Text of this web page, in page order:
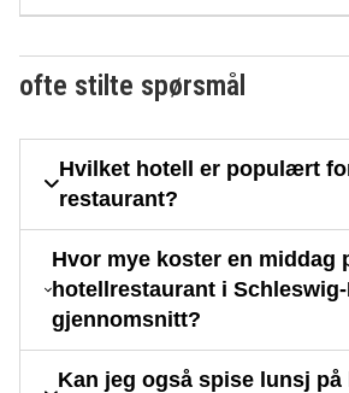
ofte stilte spørsmål
Hvilket hotell er populært
restaurant?
Hvor mye koster en middag
hotellrestaurant i
gjennomsnitt?
Kan jeg også spise lunsj på